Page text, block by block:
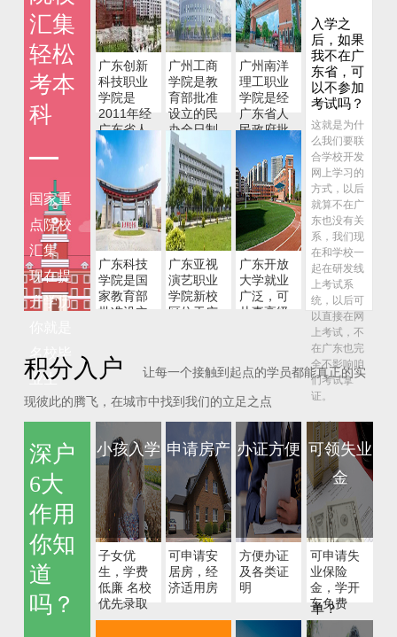
历提升一定
要趁早.
考前培训
和入取后
的课程怎
么学习?
都是通过视
频课程+直
播冲刺进行
学习，错过
直播可以看
录播回放，
随时都可以
学习。
汇集
轻松
考本
科
国家重
点院校
汇集
现在提
升学历
名校毕
业生
广东创新
科技职业
学院是
2011年经
广东省人
民政府批
准、教育
部备案、
广东省...
广州工商
学院是教
育部批准
设立的民
办全日制
普通本科
院校,创建
于1995年
广州南洋
理工职业
学院是经
广东省人
民政府批
准，教育
部备案的
省属全日
制普...
广东科技
学院是国
家教育部
批准设立
广东亚视
演艺职业
学院新校
区位于广
广东开放
大学就业
广泛，可
从事高级
入学之
后，如果
我不在广
东省，可
以不参加
考试吗？
这就是为什
么我们要联
合学校开发
网上学习的
方式，以后
就算不在广
东也没有关
系，我们现
在和学校一
起在研发线
上考试系
统，以后可
以直接在网
上考试，不
在广东也完
全不影响咱
们考试拿
证。
成考的报
考条件？
学员满18周
岁，有高中
或中专毕业
证原件、居
住证或是社
保卡原件。
成考和远
程哪个简
单？
远程18年所
积分入户 让每一个接触到起点的学员都能真正的实
现彼此的腾飞，在城市中找到我们的立足之点
深户
6大
作用
你知
道
吗？
小孩入学
子女优
生，学费
低廉 名校
优先录取
申请房产
可申请安
居房，经
济适用房
办证方便
方便办证
及各类证
明
可领失业
金
可申请失
业保险
金，学开
车免费